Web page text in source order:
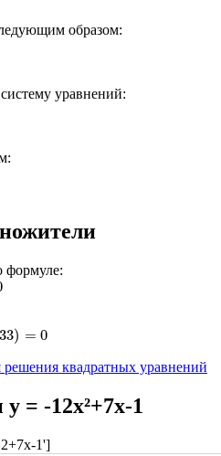
образом:
уравнений:
формуле:
=0
решения квадратных уравнений
= -12x²+7x-1
1']